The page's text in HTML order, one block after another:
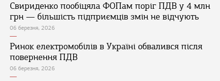
Свириденко пообіцяла ФОПам поріг ПДВ у 4 млн
грн — більшість підприємців змін не відчують
06 березня, 2026
Ринок електромобілів в Україні обвалився після
повернення ПДВ
06 березня, 2026